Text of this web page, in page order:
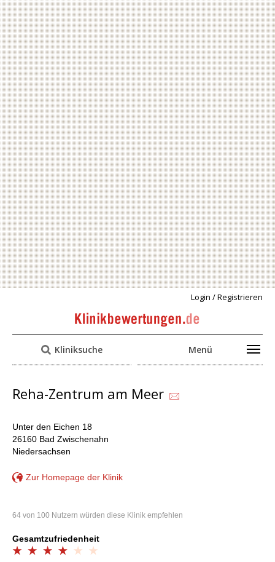
Login / Registrieren
Kliniksuche Menü
Reha-Zentrum am Meer
Unter den Eichen 18
26160 Bad Zwischenahn
Niedersachsen
Zur Homepage der Klinik
64 von 100 Nutzern würden diese Klinik empfehlen
Gesamtzufriedenheit